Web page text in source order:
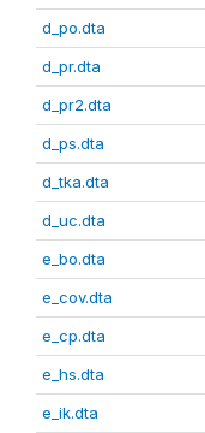
d_po.dta
d_pr.dta
d_pr2.dta
d_ps.dta
d_tka.dta
d_uc.dta
e_bo.dta
e_cov.dta
e_cp.dta
e_hs.dta
e_ik.dta